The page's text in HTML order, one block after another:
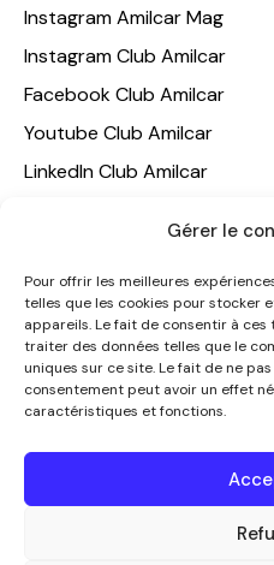
Gérer le
Pour offrir les meilleures
telles que les cookies pour stocker
appareils. Le fait de consentir à
traiter des données telles que le
uniques sur ce site. Le fait de ne
consentement peut avoir un effet
caractéristiques et fonctions.
Instagram Amilcar Mag
Instagram Club Amilcar
Facebook Club Amilcar
Youtube Club Amilcar
LinkedIn Club Amilcar
NOTRE GROUPE
ACCUEIL
AMILCAR TRAVEL CLUB
CLUB AMILCAR, Club
AGENCE MEDIANE
CONTACT
+33 7 49 60 92 02